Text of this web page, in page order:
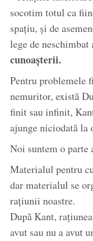
socotim totul ca
spațiu, și de
lege de
cunoașterii.
Pentru problemele
nemuritor, există
finit sau infinit,
ajunge niciodată la
Noi suntem o parte
Materialul pentru
dar materialul se
rațiunii noastre.
După Kant,
avut sau nu a avut